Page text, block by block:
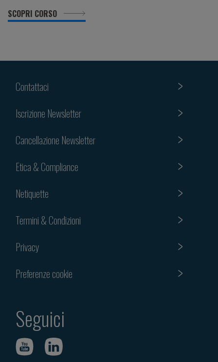
SCOPRI CORSO
Contattaci
Iscrizione Newsletter
Cancellazione Newsletter
Etica & Compliance
Netiquette
Termini & Condizioni
Privacy
Preferenze cookie
Seguici